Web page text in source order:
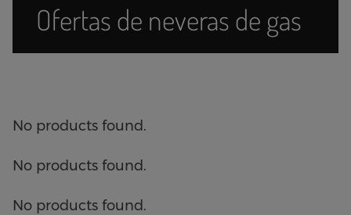
Ofertas de neveras de gas
No products found.
No products found.
No products found.